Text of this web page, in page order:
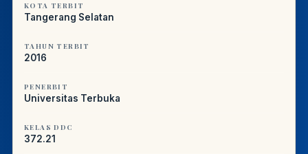
KOTA TERBIT
Tangerang Selatan
TAHUN TERBIT
2016
PENERBIT
Universitas Terbuka
KELAS DDC
372.21